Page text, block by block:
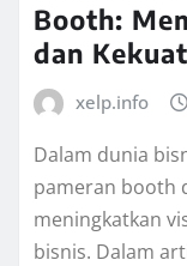
Booth:
dan
xelp.info
Dalam dunia
pameran booth
meningkatkan
bisnis. Dalam